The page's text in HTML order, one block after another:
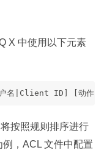
X 中使用以下元素
名|Client ID] [动作：
按照规则排序进行
，ACL 文件中配置